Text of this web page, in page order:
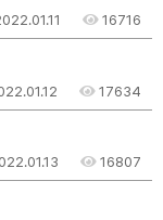
16716
17634
16807